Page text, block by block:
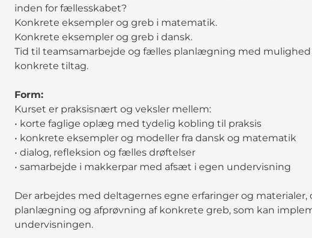
inden for fællesskabet?
Konkrete eksempler og greb i matematik.
Konkrete eksempler og greb i dansk.
Tid til teamsamarbejde og fælles planlægning med mulighed
konkrete tiltag.
Form:
Kurset er praksisnært og veksler mellem:
• korte faglige oplæg med tydelig kobling til praksis
• konkrete eksempler og modeller fra dansk og matematik
• dialog, refleksion og fælles drøftelser
• samarbejde i makkerpar med afsæt i egen undervisning
Der arbejdes med deltagernes egne erfaringer og
planlægning og afprøvning af konkrete greb, som kan
undervisningen.